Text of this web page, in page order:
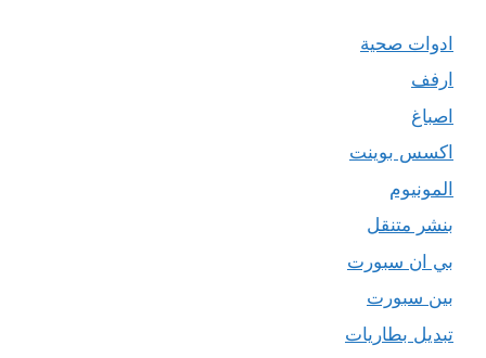
ادوات صحية
ارفف
اصباغ
اكسس بوينت
المونيوم
بنشر متنقل
بي ان سبورت
بين سبورت
تبديل بطاريات